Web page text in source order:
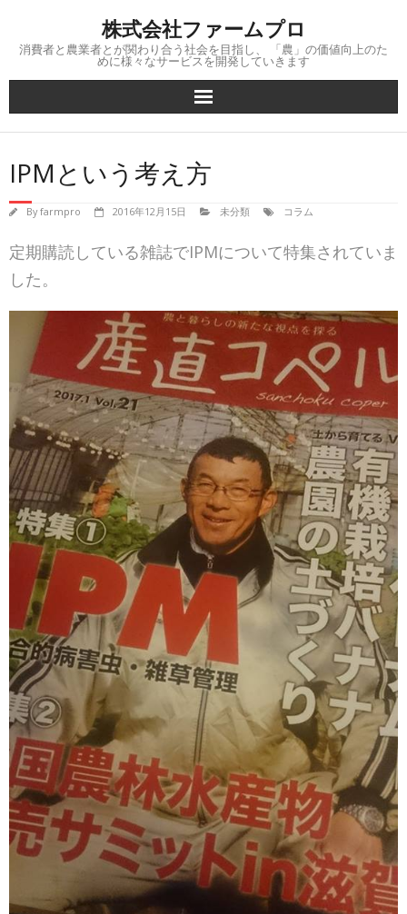
content
株式会社ファームプロ
消費者と農業者とが関わり合う社会を目指し、 「農」の価値向上のた
めに様々なサービスを開発していきます
IPMという考え方
Byfarmpro 2016年12月15日 未分類 コラム
定期購読している雑誌でIPMについて特集されていま
した。